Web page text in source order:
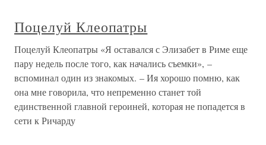
Поцелуй Клеопатры
Поцелуй Клеопатры «Я оставался с Элизабет в Риме еще
пару недель после того, как начались съемки», –
вспоминал один из знакомых. – Ия хорошо помню, как
она мне говорила, что непременно станет той
единственной главной героиней, которая не попадется в
сети к Ричарду